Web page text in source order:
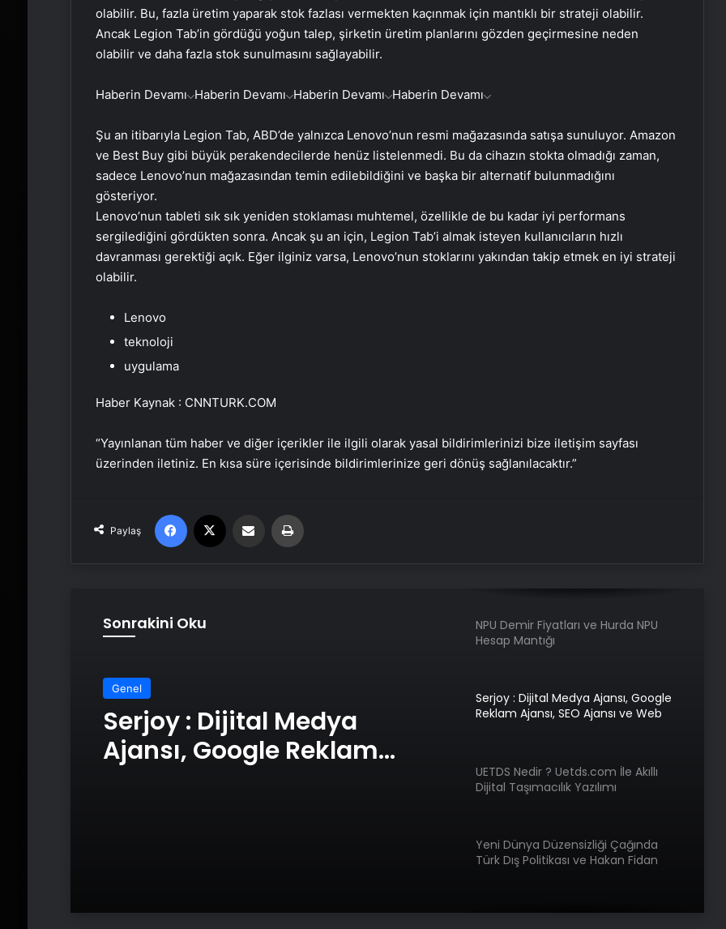
olabilir. Bu, fazla üretim yaparak stok fazlası vermekten kaçınmak için mantıklı bir strateji olabilir.
Ancak Legion Tab’in gördüğü yoğun talep, şirketin üretim planlarını gözden geçirmesine neden
olabilir ve daha fazla stok sunulmasını sağlayabilir.
Haberin Devamı Haberin Devamı Haberin Devamı Haberin Devamı
Şu an itibarıyla Legion Tab, ABD’de yalnızca Lenovo’nun resmi mağazasında satışa sunuluyor. Amazon
ve Best Buy gibi büyük perakendecilerde henüz listelenmedi. Bu da cihazın stokta olmadığı zaman,
sadece Lenovo’nun mağazasından temin edilebildiğini ve başka bir alternatif bulunmadığını
gösteriyor.
Lenovo’nun tableti sık sık yeniden stoklaması muhtemel, özellikle de bu kadar iyi performans
sergilediğini gördükten sonra. Ancak şu an için, Legion Tab’i almak isteyen kullanıcıların hızlı
davranması gerektiği açık. Eğer ilginiz varsa, Lenovo’nun stoklarını yakından takip etmek en iyi strateji
olabilir.
Lenovo
teknoloji
uygulama
Haber Kaynak : CNNTURK.COM
“Yayınlanan tüm haber ve diğer içerikler ile ilgili olarak yasal bildirimlerinizi bize iletişim sayfası
üzerinden iletiniz. En kısa süre içerisinde bildirimlerinize geri dönüş sağlanılacaktır.”
Paylaş
Facebook Email'den paylaş
Sonrakini Oku
Genel
Serjoy : Dijital Medya
Ajansı, Google Reklam
Doğal Güzelliğin Bilimi: Cilt, Saç ve
NPU Demir Fiyatları ve Hurda NPU
Hesap Mantığı
Serjoy : Dijital Medya Ajansı, Google
Reklam Ajansı, SEO Ajansı ve Web
UETDS Nedir ? Uetds.com İle Akıllı
Dijital Taşımacılık Yazılımı
Yeni Dünya Düzensizliği Çağında
Türk Dış Politikası ve Hakan Fidan
Savunma Sanayinde Güncel, Doğru